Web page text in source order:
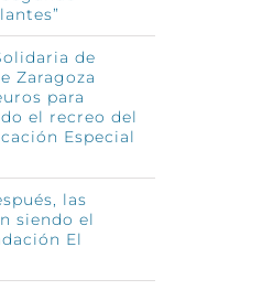
de
Zaragoza
para
el recreo del
Especial
las
siendo el
El